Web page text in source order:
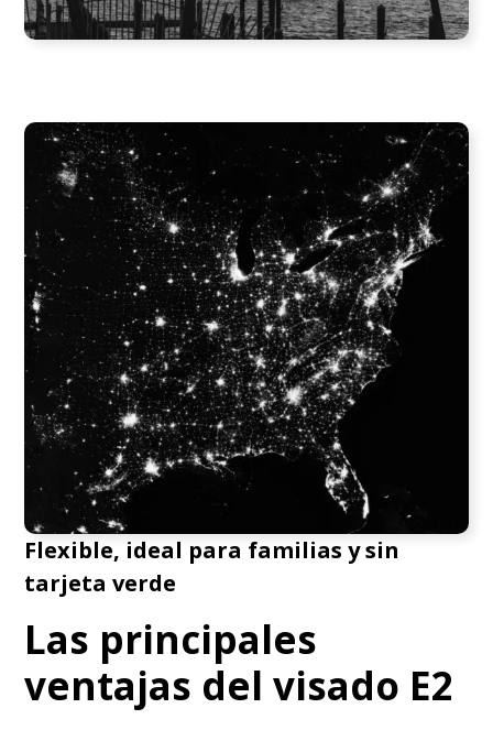
Flexible, ideal para familias y sin
tarjeta verde
Las principales
ventajas del visado E2